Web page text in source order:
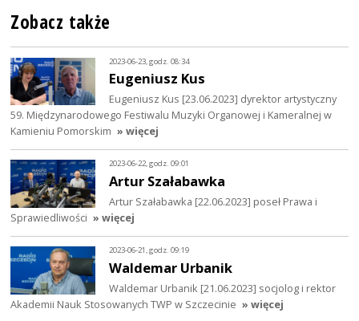
Zobacz także
2023-06-23, godz. 08:34
Eugeniusz Kus
Eugeniusz Kus [23.06.2023] dyrektor artystyczny
59. Międzynarodowego Festiwalu Muzyki Organowej i Kameralnej w
Kamieniu Pomorskim » więcej
2023-06-22, godz. 09:01
Artur Szałabawka
Artur Szałabawka [22.06.2023] poseł Prawa i
Sprawiedliwości » więcej
2023-06-21, godz. 09:19
Waldemar Urbanik
Waldemar Urbanik [21.06.2023] socjolog i rektor
Akademii Nauk Stosowanych TWP w Szczecinie » więcej